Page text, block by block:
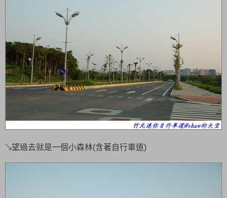
↘望過去就是一個小森林(含著自行車道)